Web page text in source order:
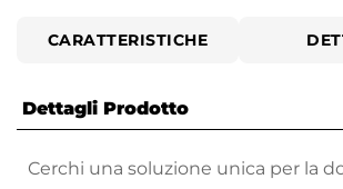
CARATTERISTICHE
Dettagli Prodotto
Cerchi una soluzione unica per la